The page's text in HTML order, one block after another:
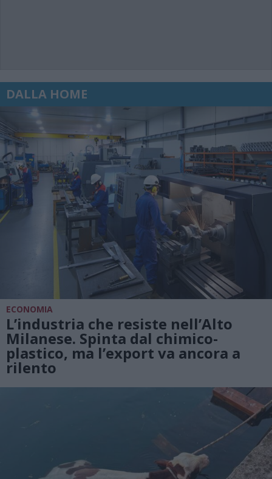
DALLA HOME
ECONOMIA
L’industria che resiste nell’Alto
Milanese. Spinta dal chimico-
plastico, ma l’export va ancora a
rilento